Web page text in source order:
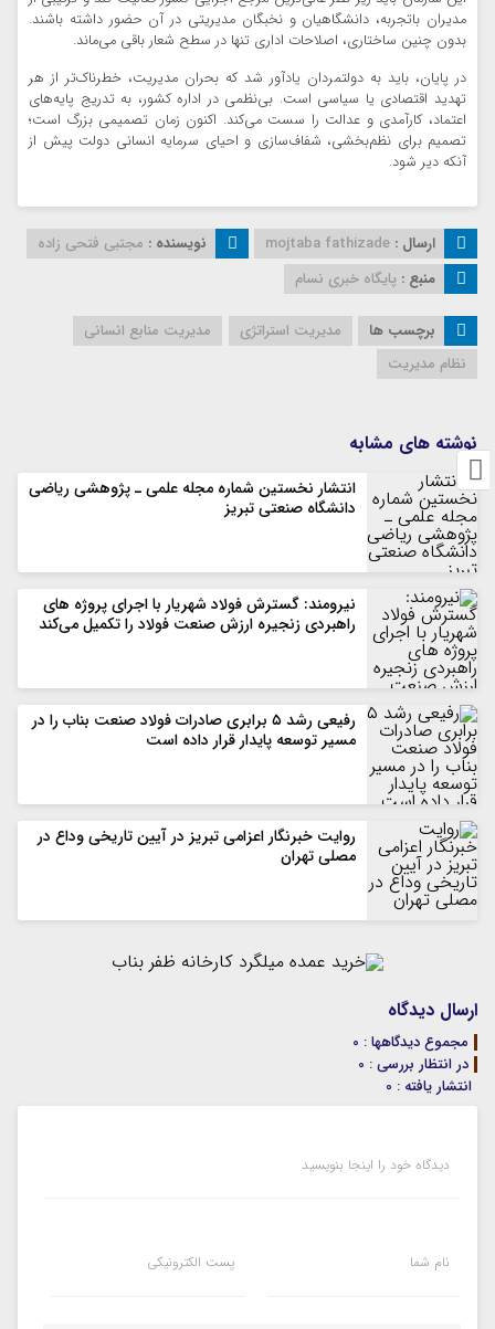
مدیران باتجربه، دانشگاهیان و نخبگان مدیریتی در آن حضور داشته باشند.
بدون چنین ساختاری، اصلاحات اداری تنها در سطح شعار باقی می‌ماند.
در پایان، باید به دولتمردان یادآور شد که بحران مدیریت، خطرناک‌تر از هر
تهدید اقتصادی یا سیاسی است. بی‌نظمی در اداره کشور، به تدریج پایه‌های
اعتماد، کارآمدی و عدالت را سست می‌کند. اکنون زمان تصمیمی بزرگ است؛
تصمیم برای نظم‌بخشی، شفاف‌سازی و احیای سرمایه انسانی دولت پیش از
آنکه دیر شود.
ارسال : mojtaba fathizade نویسنده : مجتبی فتحی زاده
منبع : پایگاه خبری نسام
برچسب ها مدیریت استراتژی
مدیریت منابع انسانی
نظام مدیریت
نوشته های مشابه
انتشار نخستین شماره مجله علمی ـ پژوهشی ریاضی
دانشگاه صنعتی تبریز
نیرومند: گسترش فولاد شهریار با اجرای پروژه های
راهبردی زنجیره ارزش صنعت فولاد را تکمیل می‌کند
رفیعی رشد ۵ برابری صادرات فولاد صنعت بناب را در
مسیر توسعه پایدار قرار داده است
روایت خبرنگار اعزامی تبریز در آیین تاریخی وداع در
مصلی تهران
ارسال دیدگاه
مجموع دیدگاهها : 0
در انتظار بررسی : 0
انتشار یافته : 0
دیدگاه خود را اینجا بنویسید
نام شما پست الکترونیکی